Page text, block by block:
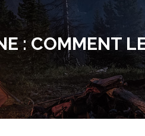
: COMMENT